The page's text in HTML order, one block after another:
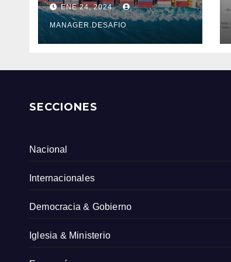
DE 6.500 KM
ENE 24, 2024
MANAGER.DESAFIO
SECCIONES
Nacional
Internacionales
Democracia & Gobierno
Iglesia & Ministerio